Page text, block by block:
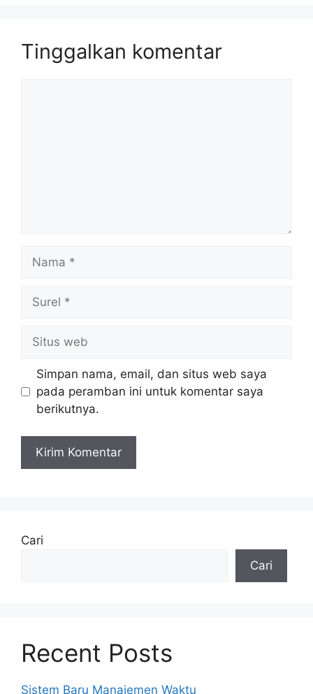
Tinggalkan komentar
Nama
Surel
Situs
web
Simpan nama, email, dan situs web saya
pada peramban ini untuk komentar saya
berikutnya.
Cari
Cari
Recent Posts
Sistem Baru Manajemen Waktu